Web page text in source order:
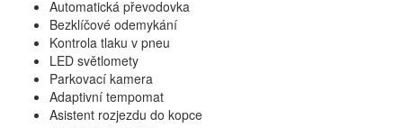
Automatická převodovka
Bezklíčové odemykání
Kontrola tlaku v pneu
LED světlomety
Parkovací kamera
Adaptivní tempomat
Asistent rozjezdu do kopce